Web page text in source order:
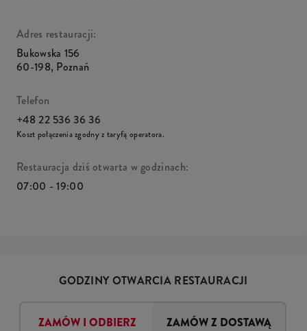
Adres restauracji:
Bukowska 156
60-198, Poznań
Telefon
+48 22 536 36 36
Koszt połączenia zgodny z taryfą operatora.
Restauracja dziś otwarta w godzinach:
07:00 - 19:00
GODZINY OTWARCIA RESTAURACJI
ZAMÓW I ODBIERZ ZAMÓW Z DOSTAWĄ